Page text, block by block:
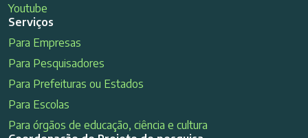
Youtube
Serviços
Para Empresas
Para Pesquisadores
Para Prefeituras ou Estados
Para Escolas
Para órgãos de educação, ciência e cultura